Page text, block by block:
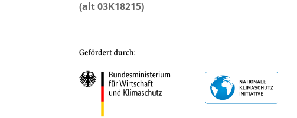
(alt 03K18215)